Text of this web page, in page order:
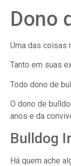
Dono
Uma das coisas
Tanto em suas
Todo dono de
O dono de
anos e da
Bulldog
Há quem ache